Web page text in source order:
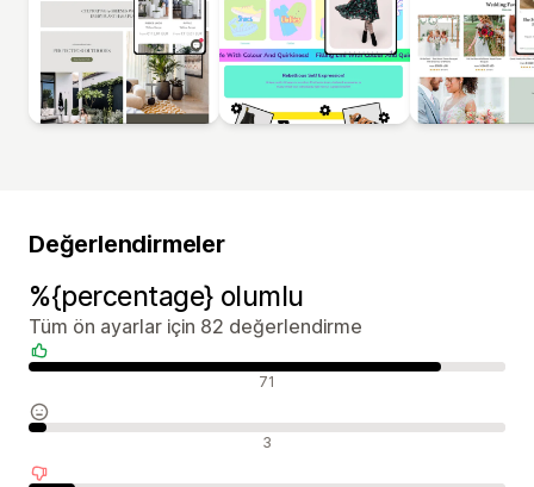
Değerlendirmeler
%{percentage} olumlu
Tüm ön ayarlar için 82 değerlendirme
Olumlu değerlendirmeler 71
Nötr değerlendirmeler 3